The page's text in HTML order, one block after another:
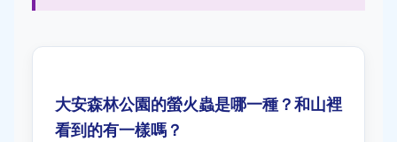
大安森林公園的螢火蟲是哪一種？和山裡
看到的有一樣嗎？